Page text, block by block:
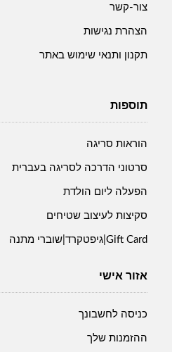
צור-קשר
הצהרת נגישות
תקנון ותנאי שימוש באתר
תוספות
הוראות סריגה
סרטוני הדרכה לסריגה בעברית
הפעלה ליום הולדת
סקיצות לעיצוב שטיחים
Gift Card|גיפטקרד|שוברי מתנה
אזור אישי
כניסה לחשבונך
ההזמנות שלך